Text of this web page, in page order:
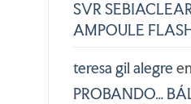
SVR
AMPOULE
teresa gil alegre en
PROBANDO…